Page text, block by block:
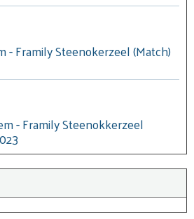
- Framily Steenokerzeel (Match)
- Framily Steenokkerzeel